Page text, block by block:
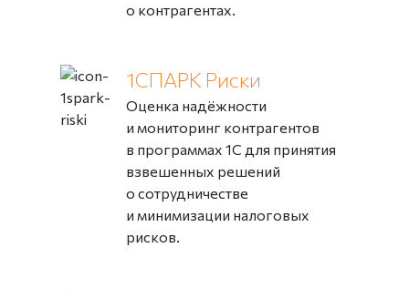
о контрагентах.
1СПАРК Риски
Оценка надёжности
и мониторинг контрагентов
в программах 1С для принятия
взвешенных решений
о сотрудничестве
и минимизации налоговых
рисков.